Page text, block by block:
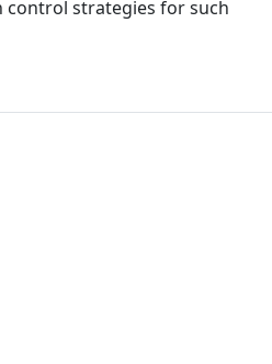
control strategies for such